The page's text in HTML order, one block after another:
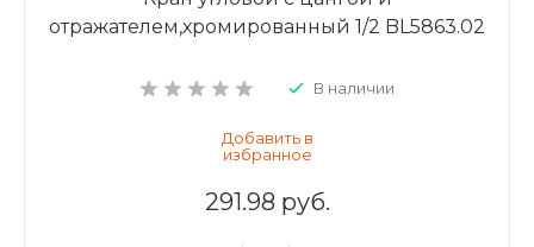
отражателем,хромированный 1/2 BL5863.02
В наличии
291.98 руб.